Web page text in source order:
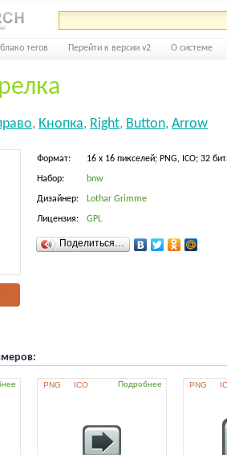
тегов Перейти к версии v2 О системе
, Кнопка, Right, Button, Arrow
Формат: 16 x 16 пикселей; PNG, ICO; 32
Набор: bnw
Дизайнер: Lothar Grimme
Лицензия: GPL
Поделиться…
PNG ICO Подробнее PNG